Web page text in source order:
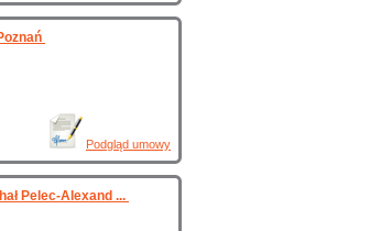
Podgląd umowy
Pelec-Alexand ...